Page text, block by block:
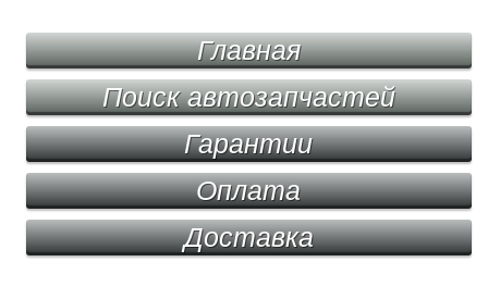
Главная
Поиск автозапчастей
Гарантии
Оплата
Доставка